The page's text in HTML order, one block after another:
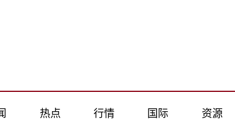
热点 行情 国际 资源